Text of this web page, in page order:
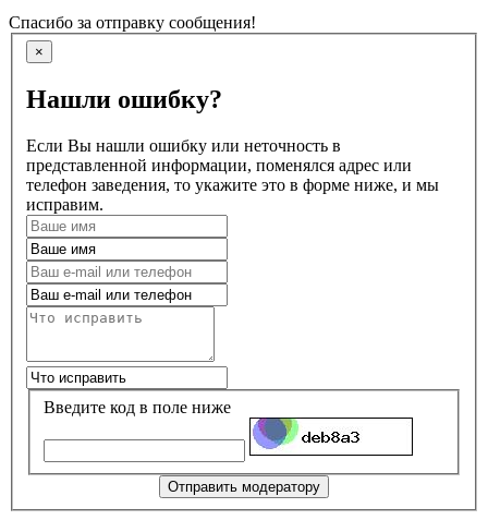
Спасибо за отправку сообщения!
×
Нашли ошибку?
Если Вы нашли ошибку или неточность в
представленной информации, поменялся адрес или
телефон заведения, то укажите это в форме ниже, и мы
исправим.
Введите код в поле ниже
Отправить модератору